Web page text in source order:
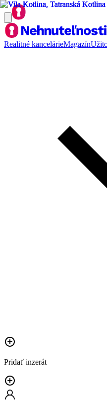
Realitné kancelárieMagazín
Pridať inzerát